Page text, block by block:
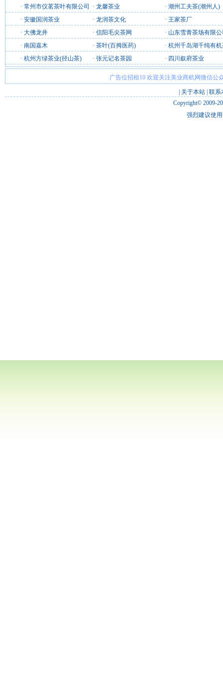
· 常州市仪茗茶叶有限公司 · 龙馨茶业 · 潮州工夫茶(潮州人)
· 安徽国润茶业 · 龙润茶文化 · 王家茶厂
· 大佛龙井 · 信阳毛尖茶网 · 山东雪青茶场有限
· 南国嘉木 · 茶叶(百拇医药) · 杭州千岛湖千纯有
· 杭州方绿茶业(径山茶) · 张元记名茶园 · 四川叙府茶业
广告位招租10 欢迎关注美业商机网微信公
关于本站 联系
Copyright© 2009-
强烈建议使